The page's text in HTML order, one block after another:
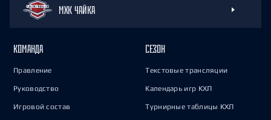
МХК ЧАЙКА
КОМАНДА
Правление
Руководство
Игровой состав
СЕЗОН
Текстовые трансляции
Календарь игр КХЛ
Турнирные таблицы КХЛ